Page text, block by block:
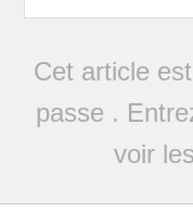
Cet article
passe .
voir